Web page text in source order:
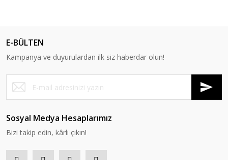
E-BÜLTEN
Kampanya ve duyurulardan ilk siz haberdar olun!
Sosyal Medya Hesaplarımız
Bizi takip edin, kârlı çıkın!